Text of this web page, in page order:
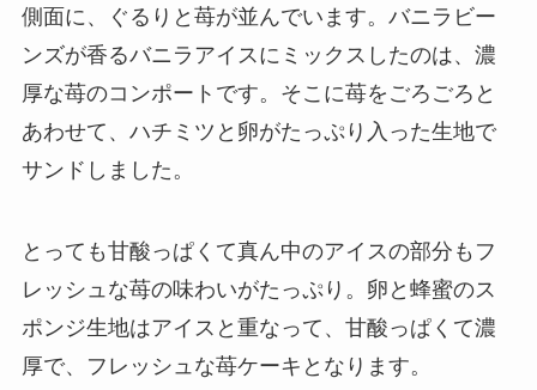
側面に、ぐるりと苺が並んでいます。バニラビー
ンズが香るバニラアイスにミックスしたのは、濃
厚な苺のコンポートです。そこに苺をごろごろと
あわせて、ハチミツと卵がたっぷり入った生地で
サンドしました。
とっても甘酸っぱくて真ん中のアイスの部分もフ
レッシュな苺の味わいがたっぷり。卵と蜂蜜のス
ポンジ生地はアイスと重なって、甘酸っぱくて濃
厚で、フレッシュな苺ケーキとなります。